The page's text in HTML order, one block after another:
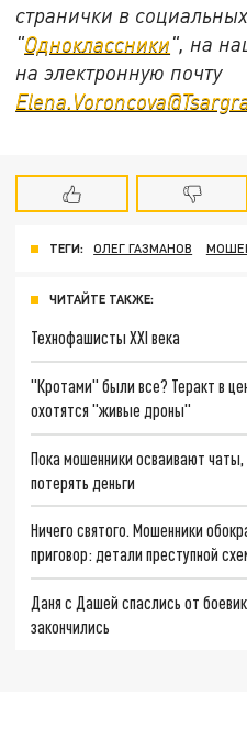
странички в
"Одноклассники", на
на электронную почту
ТЕГИ: ОЛЕГ ГАЗМАНОВ
ЧИТАЙТЕ ТАКЖЕ:
Технофашисты XXI века
"Кротами" были все? Теракт в
охотятся "живые дроны"
Пока мошенники осваивают
потерять деньги
Ничего святого. Мошенники
приговор: детали преступной
Даня с Дашей спаслись от
закончились